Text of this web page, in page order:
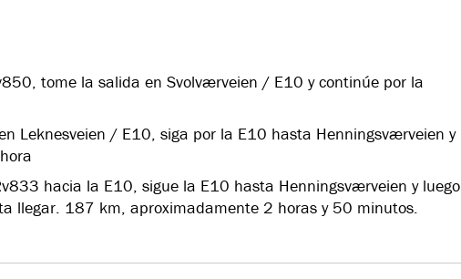
tome la salida en Svolværveien / E10 y continúe por la
Leknesveien / E10, siga por la E10 hasta Henningsværveien y
hacia la E10, sigue la E10 hasta Henningsværveien y luego
llegar. 187 km, aproximadamente 2 horas y 50 minutos.